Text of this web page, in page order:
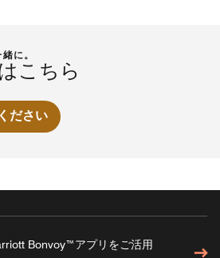
に。
こちら
ださい
Bonvoy™アプリをご活用